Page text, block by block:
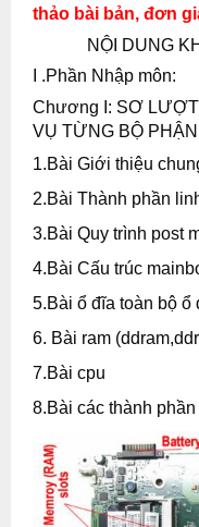
thảo bài bản, đơn
NỘI DUNG
I .Phần Nhập môn:
Chương I: SƠ
VỤ TỪNG BỘ
1.Bài Giới thiệu
2.Bài Thành phần
3.Bài Quy trình post
4.Bài Cấu trúc
5.Bài ổ đĩa toàn bộ ổ
6. Bài ram
7.Bài cpu
8.Bài các thành